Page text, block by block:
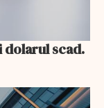
dolarul scad.